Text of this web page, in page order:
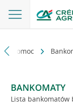
i pomoc
BANKOMATY
Lista bankomatów